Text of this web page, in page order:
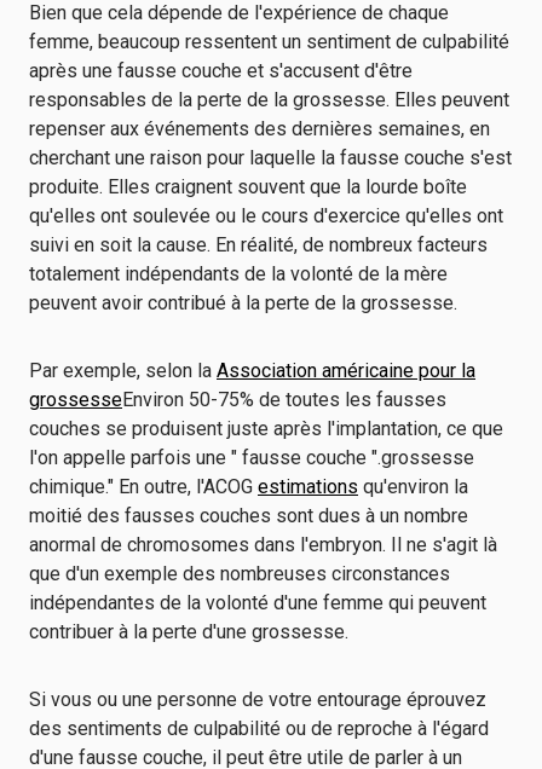
Bien que cela dépende de l'expérience de chaque
femme, beaucoup ressentent un sentiment de culpabilité
après une fausse couche et s'accusent d'être
responsables de la perte de la grossesse. Elles peuvent
repenser aux événements des dernières semaines, en
cherchant une raison pour laquelle la fausse couche s'est
produite. Elles craignent souvent que la lourde boîte
qu'elles ont soulevée ou le cours d'exercice qu'elles ont
suivi en soit la cause. En réalité, de nombreux facteurs
totalement indépendants de la volonté de la mère
peuvent avoir contribué à la perte de la grossesse.
Par exemple, selon la Association américaine pour la
grossesseEnviron 50-75% de toutes les fausses
couches se produisent juste après l'implantation, ce que
l'on appelle parfois une " fausse couche ".grossesse
chimique." En outre, l'ACOG estimations qu'environ la
moitié des fausses couches sont dues à un nombre
anormal de chromosomes dans l'embryon. Il ne s'agit là
que d'un exemple des nombreuses circonstances
indépendantes de la volonté d'une femme qui peuvent
contribuer à la perte d'une grossesse.
Si vous ou une personne de votre entourage éprouvez
des sentiments de culpabilité ou de reproche à l'égard
d'une fausse couche, il peut être utile de parler à un